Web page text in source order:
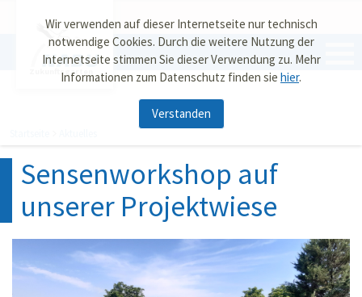
Wir verwenden auf dieser Internetseite nur technisch
notwendige Cookies. Durch die weitere Nutzung der
Internetseite stimmen Sie dieser Verwendung zu. Mehr
Informationen zum Datenschutz finden sie hier.
Verstanden
Zukunftsgarten
Sensenworkshop auf
unserer Projektwiese